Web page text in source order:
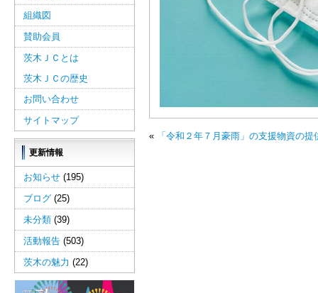
« 「令和２年７月豪雨」の支援物資の提
組織図
賛助会員
茨木ＪＣとは
茨木ＪＣの歴史
お問い合わせ
サイトマップ
更新情報
お知らせ (195)
ブログ (25)
未分類 (39)
活動報告 (503)
茨木の魅力 (22)